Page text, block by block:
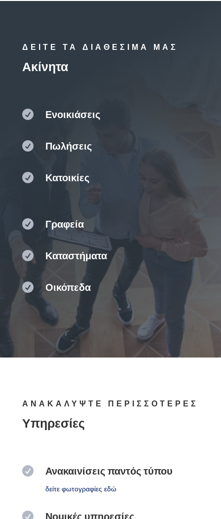
ΔΕΙΤΕ ΤΑ ΔΙΑΘΕΣΙΜΑ ΜΑΣ
Ακίνητα
 Ενοικιάσεις
 Πωλήσεις
 Κατοικίες
 Γραφεία
 Καταστήματα
 Οικόπεδα
ΑΝΑΚΑΛΥΨΤΕ ΠΕΡΙΣΣΟΤΕΡΕΣ
Υπηρεσίες
 Ανακαινίσεις παντός τύπου
δείτε φωτογραφίες εδώ
 Νομικές υπηρεσίες